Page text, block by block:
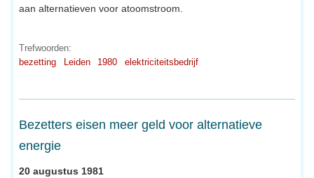
aan alternatieven voor atoomstroom.
Trefwoorden:
bezetting
Leiden 1980 elektriciteitsbedrijf
Bezetters eisen meer geld voor alternatieve
energie
20 augustus 1981